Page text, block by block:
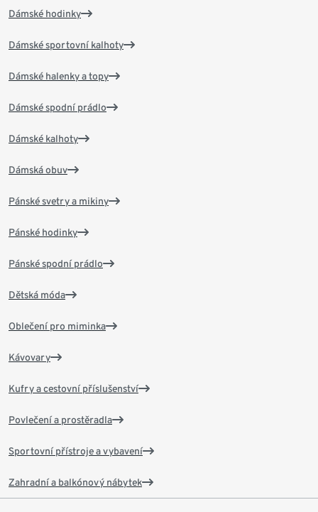
Dámské hodinky
Dámské sportovní kalhoty
Dámské halenky a topy
Dámské spodní prádlo
Dámské kalhoty
Dámská obuv
Pánské svetry a mikiny
Pánské hodinky
Pánské spodní prádlo
Dětská móda
Oblečení pro miminka
Kávovary
Kufry a cestovní příslušenství
Povlečení a prostěradla
Sportovní přístroje a vybavení
Zahradní a balkónový nábytek